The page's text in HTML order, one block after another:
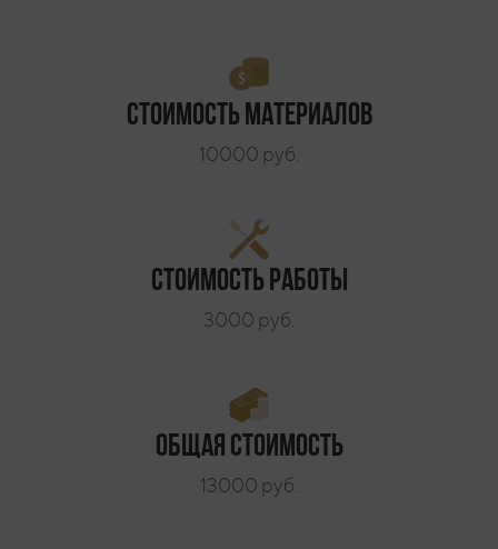
Стоимость материалов
10000 руб.
Стоимость работы
3000 руб.
Общая стоимость
13000 руб.